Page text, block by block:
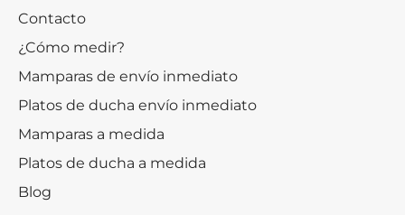
Contacto
¿Cómo medir?
Mamparas de envío inmediato
Platos de ducha envío inmediato
Mamparas a medida
Platos de ducha a medida
Blog